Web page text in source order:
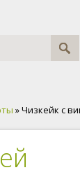
» Чизкейк с